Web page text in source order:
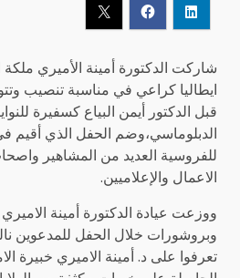
شاركت الدكتورة أمينة الأميري
ايطاليا كراعي في مناسبة تنصيب
قبل الدكتور أيمن البياع كسفيرة
الدبلوماسي،وضم الحفل الذي أقيم
للفروسية العديد من المشاهير
الاعمال والإعلاميين.
ووزعت عيادة الدكتورة أمينة
وبروشورات خلال الحفل للمدعوين
تعرفوا على د. أمينة الاميري خبيرة